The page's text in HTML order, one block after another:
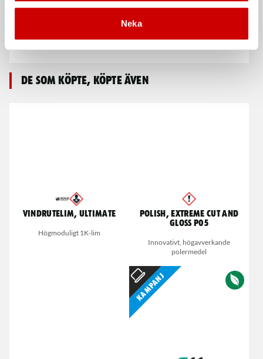
Neka
De som köpte, köpte även
Vindrutelim, Ultimate
Högmoduligt 1K-lim
Polish, Extreme Cut and
Gloss P05
Innovativt, högavverkande
polermedel
Kampanj